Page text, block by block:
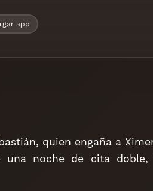
app
quien engaña a
una noche de cita